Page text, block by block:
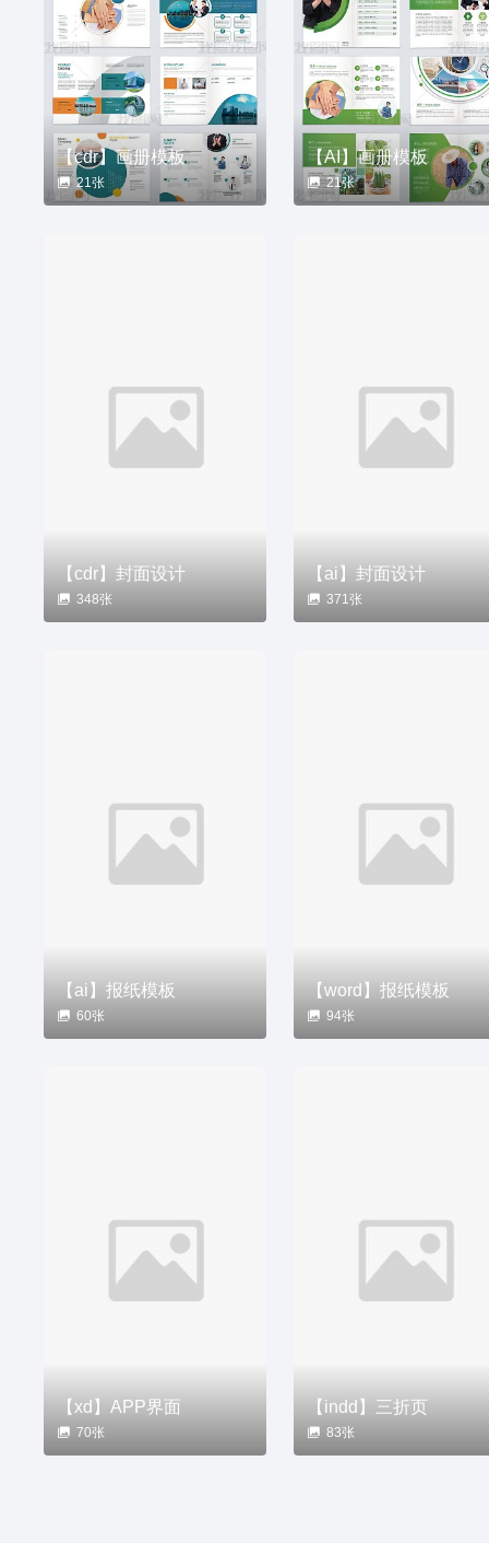
【cdr】画册模板
21张
【AI】画册模板
21张
【cdr】封面设计
348张
【ai】封面设计
371张
【ai】报纸模板
60张
【word】报纸模板
94张
【xd】APP界面
70张
【indd】三折页
83张